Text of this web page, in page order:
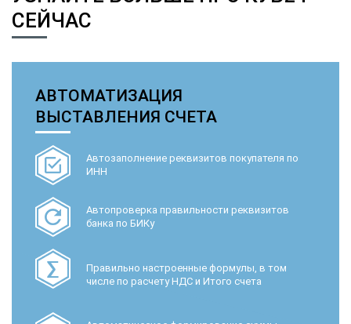
СЕЙЧАС
АВТОМАТИЗАЦИЯ
ВЫСТАВЛЕНИЯ СЧЕТА
Автозаполнение реквизитов покупателя по
ИНН
Автопроверка правильности реквизитов
банка по БИКу
Правильно настроенные формулы, в том
числе по расчету НДС и Итого счета